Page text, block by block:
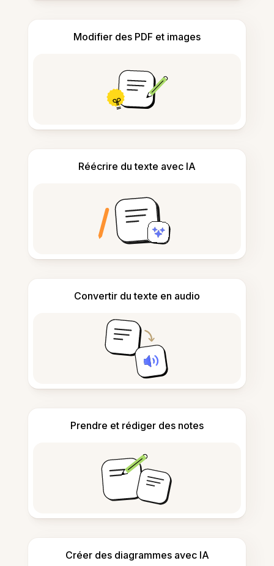
Modifier des PDF et images
Réécrire du texte avec IA
Convertir du texte en audio
Prendre et rédiger des notes
Créer des diagrammes avec IA